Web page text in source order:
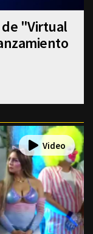
"Virtual